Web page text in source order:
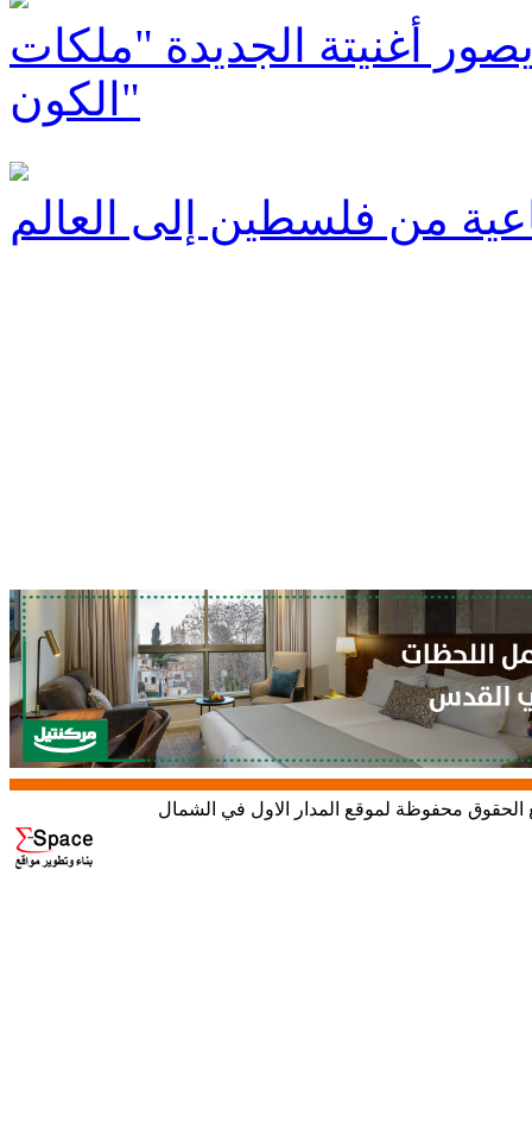
أغنيتة الجديدة "ملكات
الكون"
من فلسطين إلى العالم